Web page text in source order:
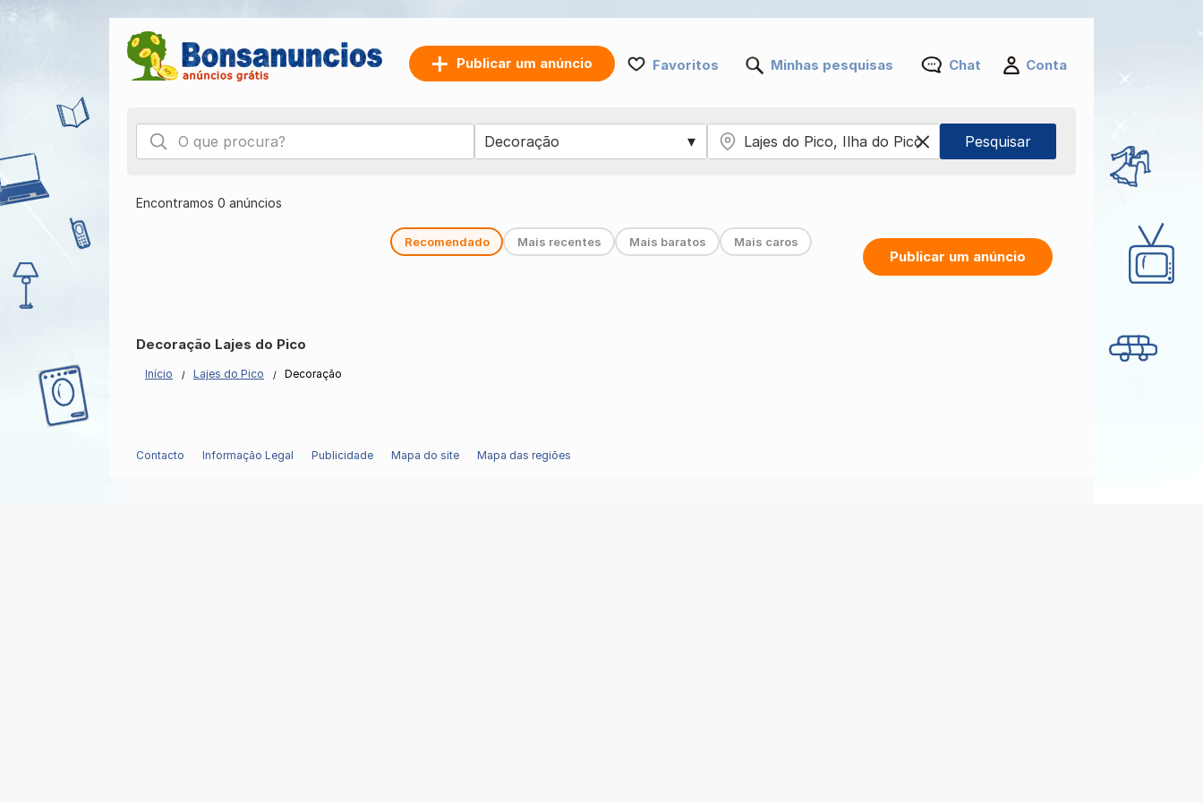
Publicar um anúncio Favoritos Minhas pesquisas Chat Conta
Encontramos 0 anúncios
Recomendado Mais recentes Mais baratos Mais caros
Decoração Lajes do Pico
Início Lajes do Pico Decoração
Publicar um anúncio
Contacto Informação Legal Publicidade Mapa do site Mapa das regiões